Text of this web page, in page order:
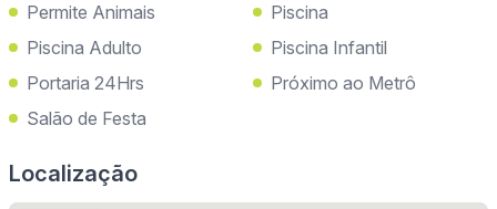
Permite Animais
Piscina
Piscina Adulto
Piscina Infantil
Portaria 24Hrs
Próximo ao Metrô
Salão de Festa
Localização